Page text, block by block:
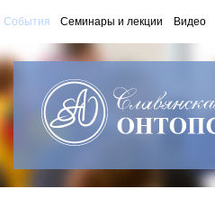
События Семинары и лекции Видео